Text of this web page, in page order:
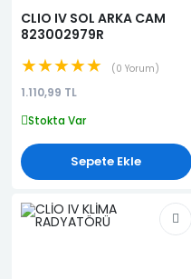
CLIO IV SOL ARKA CAM
823002979R
★★★★★ 0 Yorum
1.110,99 TL
Stokta Var
Sepete Ekle